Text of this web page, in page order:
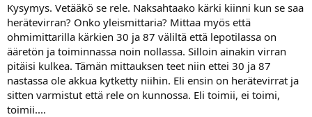
Kysymys. Vetääkö se rele. Naksahtaako kärki kiinni kun se saa
herätevirran? Onko yleismittaria? Mittaa myös että
ohmimittarilla kärkien 30 ja 87 väliltä että lepotilassa on
ääretön ja toiminnassa noin nollassa. Silloin ainakin virran
pitäisi kulkea. Tämän mittauksen teet niin ettei 30 ja 87
nastassa ole akkua kytketty niihin. Eli ensin on herätevirrat ja
sitten varmistut että rele on kunnossa. Eli toimii, ei toimi,
toimii....